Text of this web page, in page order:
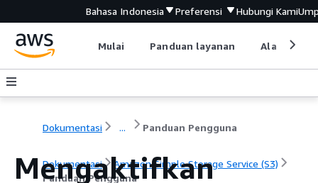
Bahasa Indonesia Preferensi Hubungi Kami
Mulai Panduan layanan Alat
Dokumentasi ... Panduan Pengguna
Dokumentasi
Amazon Simple Storage Service (S3)
Panduan Pengguna
Mengaktifkan